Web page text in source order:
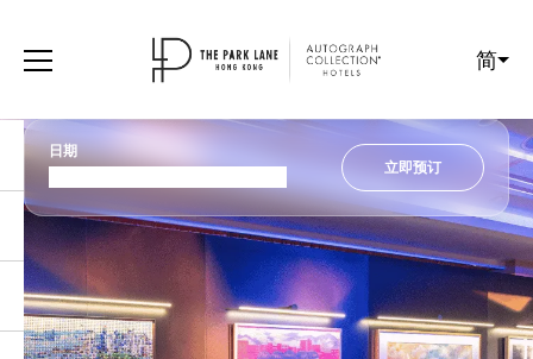
简
日期
立即预订